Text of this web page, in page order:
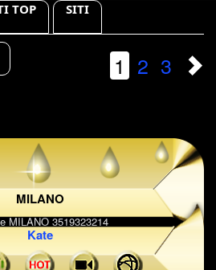
TOP SITI
1 2 3
MILANO
Kate